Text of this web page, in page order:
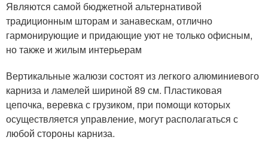
Являются самой бюджетной альтернативой
традиционным шторам и занавескам, отлично
гармонирующие и придающие уют не только офисным,
но также и жилым интерьерам
Вертикальные жалюзи состоят из легкого алюминиевого
карниза и ламелей шириной 89 см. Пластиковая
цепочка, веревка с грузиком, при помощи которых
осуществляется управление, могут располагаться с
любой стороны карниза.